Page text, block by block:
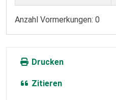
Anzahl Vormerkungen: 0
Drucken
Zitieren